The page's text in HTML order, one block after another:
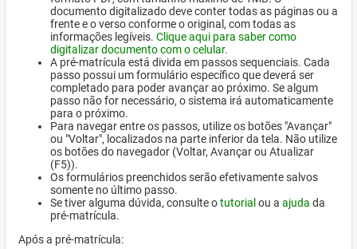
documento digitalizado deve conter todas as páginas ou a
frente e o verso conforme o original, com todas as
informações legíveis. Clique aqui para saber como
digitalizar documento com o celular.
A pré-matrícula está divida em passos sequenciais. Cada
passo possui um formulário específico que deverá ser
completado para poder avançar ao próximo. Se algum
passo não for necessário, o sistema irá automaticamente
para o próximo.
Para navegar entre os passos, utilize os botões "Avançar"
ou "Voltar", localizados na parte inferior da tela. Não utilize
os botões do navegador (Voltar, Avançar ou Atualizar
(F5)).
Os formulários preenchidos serão efetivamente salvos
somente no último passo.
Se tiver alguma dúvida, consulte otutorial ou a ajuda da
pré-matrícula.
Após a pré-matrícula: